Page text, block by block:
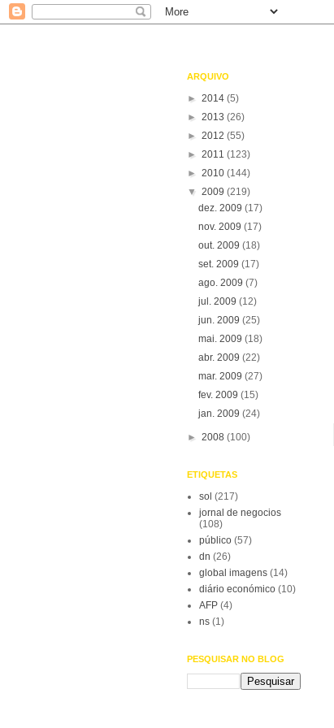
ARQUIVO
► 2014 (5)
► 2013 (26)
► 2012 (55)
► 2011 (123)
► 2010 (144)
▼ 2009 (219)
dez. 2009(17)
nov. 2009(17)
out. 2009(18)
set. 2009(17)
ago. 2009(7)
jul. 2009(12)
jun. 2009(25)
mai. 2009(18)
abr. 2009(22)
mar. 2009(27)
fev. 2009(15)
jan. 2009(24)
► 2008 (100)
ETIQUETAS
sol (217)
jornal de negocios
(108)
público (57)
dn (26)
global imagens (14)
diário económico (10)
AFP (4)
ns (1)
PESQUISAR NO BLOG